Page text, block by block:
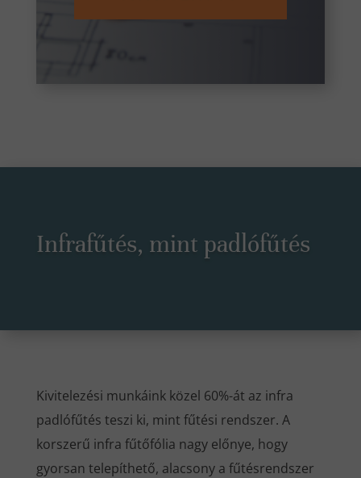
Infrafűtés, mint padlófűtés
Kivitelezési munkáink közel 60%-át az infra
padlófűtés teszi ki, mint fűtési rendszer. A
korszerű infra fűtőfólia nagy előnye, hogy
gyorsan telepíthető, alacsony a fűtésrendszer